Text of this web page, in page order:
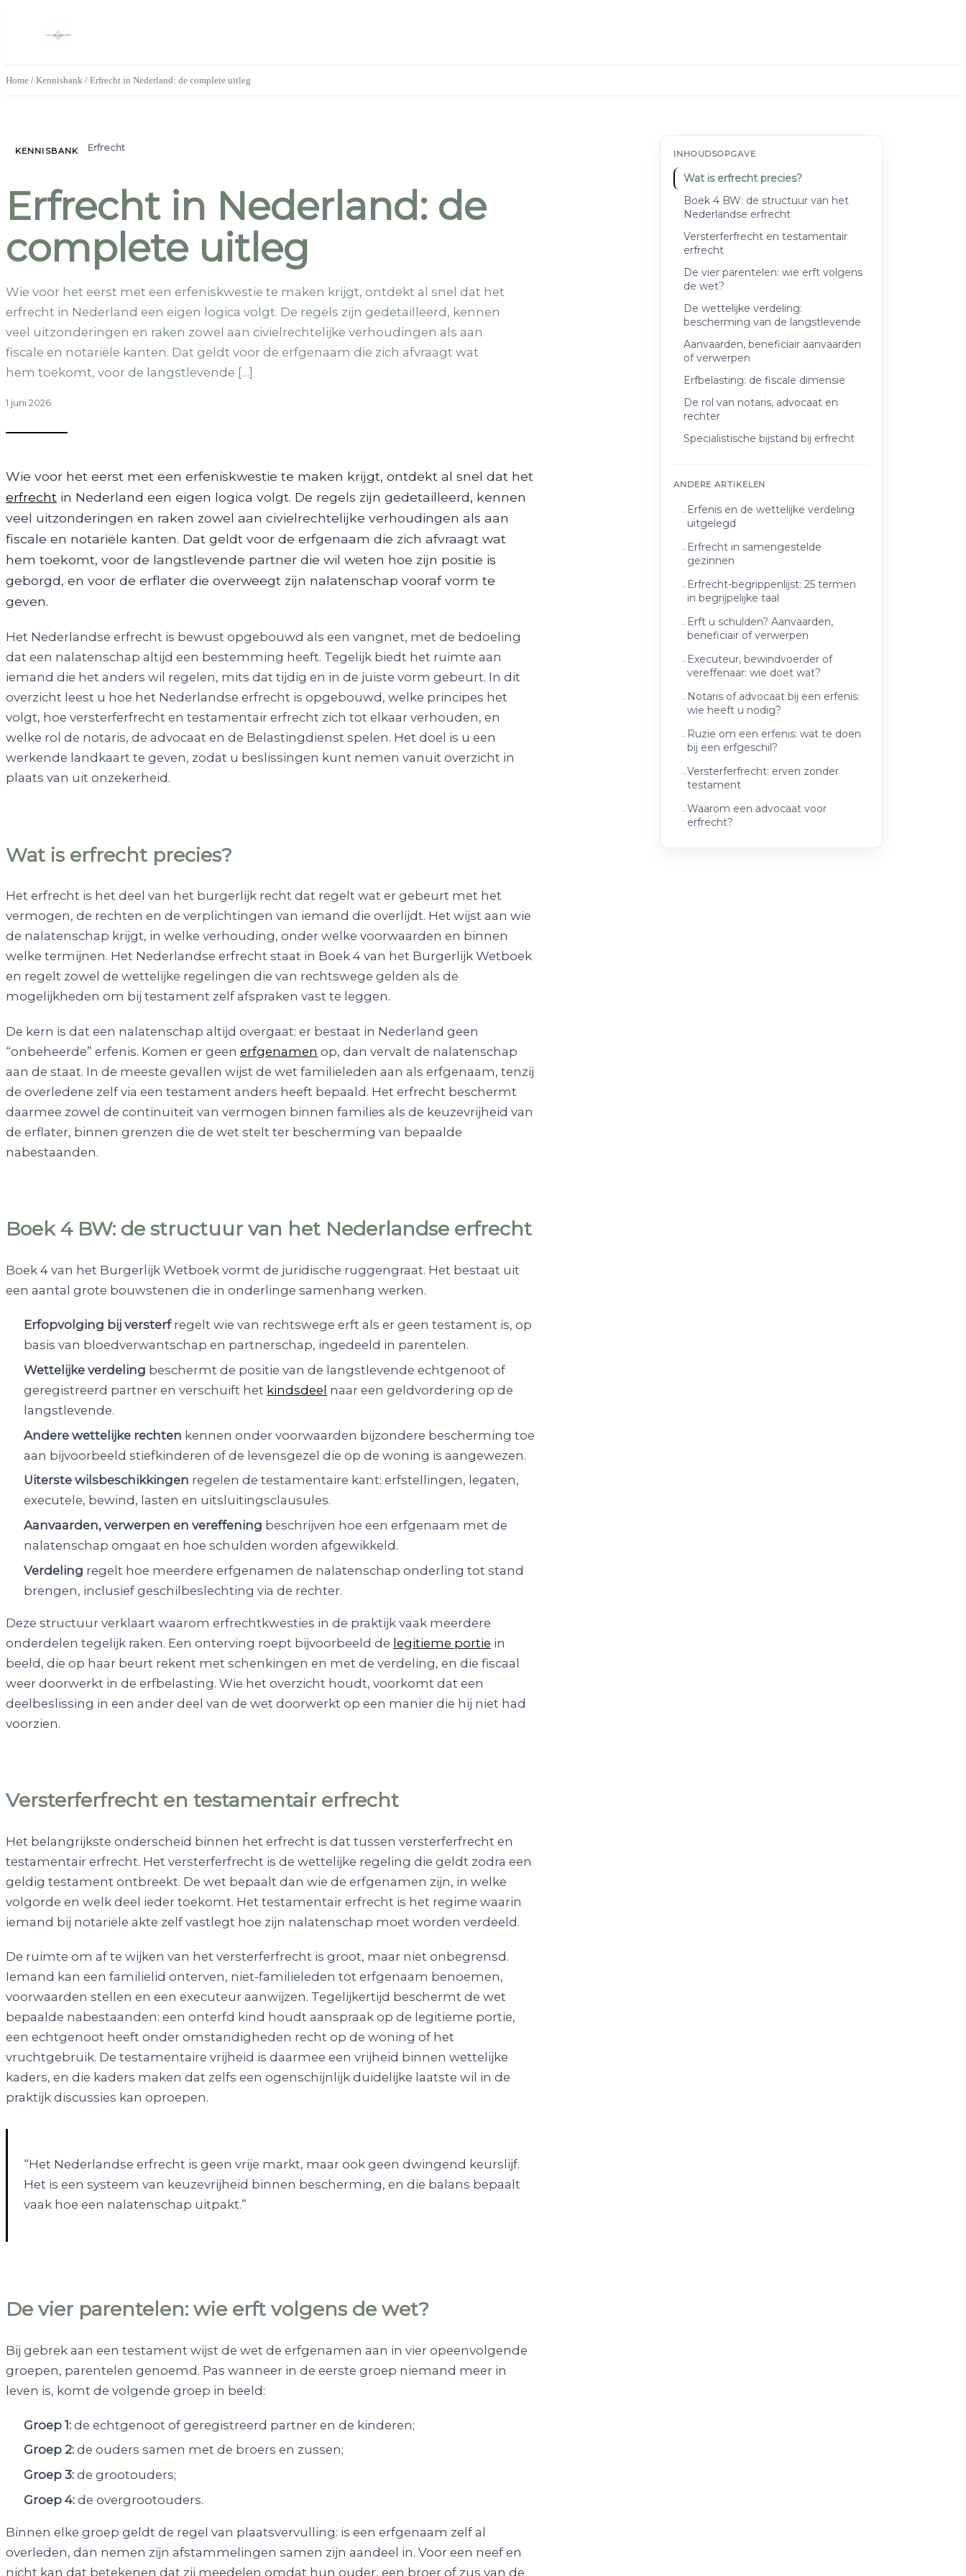
Home / Kennisbank / Erfrecht in Nederland: de complete uitleg
KENNISBANK Erfrecht
Erfrecht in Nederland: de
complete uitleg
Wie voor het eerst met een erfeniskwestie te maken krijgt, ontdekt al snel dat het
erfrecht in Nederland een eigen logica volgt. De regels zijn gedetailleerd, kennen
veel uitzonderingen en raken zowel aan civielrechtelijke verhoudingen als aan
fiscale en notariële kanten. Dat geldt voor de erfgenaam die zich afvraagt wat
hem toekomt, voor de langstlevende […]
1 juni 2026
Wie voor het eerst met een erfeniskwestie te maken krijgt, ontdekt al snel dat het
erfrecht in Nederland een eigen logica volgt. De regels zijn gedetailleerd, kennen
veel uitzonderingen en raken zowel aan civielrechtelijke verhoudingen als aan
fiscale en notariële kanten. Dat geldt voor de erfgenaam die zich afvraagt wat
hem toekomt, voor de langstlevende partner die wil weten hoe zijn positie is
geborgd, en voor de erflater die overweegt zijn nalatenschap vooraf vorm te
geven.
Het Nederlandse erfrecht is bewust opgebouwd als een vangnet, met de bedoeling
dat een nalatenschap altijd een bestemming heeft. Tegelijk biedt het ruimte aan
iemand die het anders wil regelen, mits dat tijdig en in de juiste vorm gebeurt. In dit
overzicht leest u hoe het Nederlandse erfrecht is opgebouwd, welke principes het
volgt, hoe versterferfrecht en testamentair erfrecht zich tot elkaar verhouden, en
welke rol de notaris, de advocaat en de Belastingdienst spelen. Het doel is u een
werkende landkaart te geven, zodat u beslissingen kunt nemen vanuit overzicht in
plaats van uit onzekerheid.
Wat is erfrecht precies?
Het erfrecht is het deel van het burgerlijk recht dat regelt wat er gebeurt met het
vermogen, de rechten en de verplichtingen van iemand die overlijdt. Het wijst aan wie
de nalatenschap krijgt, in welke verhouding, onder welke voorwaarden en binnen
welke termijnen. Het Nederlandse erfrecht staat in Boek 4 van het Burgerlijk Wetboek
en regelt zowel de wettelijke regelingen die van rechtswege gelden als de
mogelijkheden om bij testament zelf afspraken vast te leggen.
De kern is dat een nalatenschap altijd overgaat: er bestaat in Nederland geen
“onbeheerde” erfenis. Komen er geen erfgenamen op, dan vervalt de nalatenschap
aan de staat. In de meeste gevallen wijst de wet familieleden aan als erfgenaam, tenzij
de overledene zelf via een testament anders heeft bepaald. Het erfrecht beschermt
daarmee zowel de continuïteit van vermogen binnen families als de keuzevrijheid van
de erflater, binnen grenzen die de wet stelt ter bescherming van bepaalde
nabestaanden.
Boek 4 BW: de structuur van het Nederlandse erfrecht
Boek 4 van het Burgerlijk Wetboek vormt de juridische ruggengraat. Het bestaat uit
een aantal grote bouwstenen die in onderlinge samenhang werken.
Erfopvolging bij versterfregelt wie van rechtswege erft als er geen testament is, op
basis van bloedverwantschap en partnerschap, ingedeeld in parentelen.
Wettelijke verdeling beschermt de positie van de langstlevende echtgenoot of
geregistreerd partner en verschuift het kindsdeel naar een geldvordering op de
langstlevende.
Andere wettelijke rechten kennen onder voorwaarden bijzondere bescherming toe
aan bijvoorbeeld stiefkinderen of de levensgezel die op de woning is aangewezen.
Uiterste wilsbeschikkingen regelen de testamentaire kant: erfstellingen, legaten,
executele, bewind, lasten en uitsluitingsclausules.
Aanvaarden, verwerpen en vereffening beschrijven hoe een erfgenaam met de
nalatenschap omgaat en hoe schulden worden afgewikkeld.
Verdeling regelt hoe meerdere erfgenamen de nalatenschap onderling tot stand
brengen, inclusief geschilbeslechting via de rechter.
Deze structuur verklaart waarom erfrechtkwesties in de praktijk vaak meerdere
onderdelen tegelijk raken. Een onterving roept bijvoorbeeld de legitieme portie in
beeld, die op haar beurt rekent met schenkingen en met de verdeling, en die fiscaal
weer doorwerkt in de erfbelasting. Wie het overzicht houdt, voorkomt dat een
deelbeslissing in een ander deel van de wet doorwerkt op een manier die hij niet had
voorzien.
Versterferfrecht en testamentair erfrecht
Het belangrijkste onderscheid binnen het erfrecht is dat tussen versterferfrecht en
testamentair erfrecht. Het versterferfrecht is de wettelijke regeling die geldt zodra een
geldig testament ontbreekt. De wet bepaalt dan wie de erfgenamen zijn, in welke
volgorde en welk deel ieder toekomt. Het testamentair erfrecht is het regime waarin
iemand bij notariële akte zelf vastlegt hoe zijn nalatenschap moet worden verdeeld.
De ruimte om af te wijken van het versterferfrecht is groot, maar niet onbegrensd.
Iemand kan een familielid onterven, niet-familieleden tot erfgenaam benoemen,
voorwaarden stellen en een executeur aanwijzen. Tegelijkertijd beschermt de wet
bepaalde nabestaanden: een onterfd kind houdt aanspraak op de legitieme portie,
een echtgenoot heeft onder omstandigheden recht op de woning of het
vruchtgebruik. De testamentaire vrijheid is daarmee een vrijheid binnen wettelijke
kaders, en die kaders maken dat zelfs een ogenschijnlijk duidelijke laatste wil in de
praktijk discussies kan oproepen.
“Het Nederlandse erfrecht is geen vrije markt, maar ook geen dwingend keurslijf.
Het is een systeem van keuzevrijheid binnen bescherming, en die balans bepaalt
vaak hoe een nalatenschap uitpakt.”
De vier parentelen: wie erft volgens de wet?
Bij gebrek aan een testament wijst de wet de erfgenamen aan in vier opeenvolgende
groepen, parentelen genoemd. Pas wanneer in de eerste groep niemand meer in
leven is, komt de volgende groep in beeld:
Groep 1: de echtgenoot of geregistreerd partner en de kinderen;
Groep 2: de ouders samen met de broers en zussen;
Groep 3: de grootouders;
Groep 4: de overgrootouders.
Binnen elke groep geldt de regel van plaatsvervulling: is een erfgenaam zelf al
overleden, dan nemen zijn afstammelingen samen zijn aandeel in. Voor een neef en
nicht kan dat betekenen dat zij meedelen omdat hun ouder, een broer of zus van de
INHOUDSOPGAVE
Wat is erfrecht precies?
Boek 4 BW: de structuur van het
Nederlandse erfrecht
Versterferfrecht en testamentair
erfrecht
De vier parentelen: wie erft volgens
de wet?
De wettelijke verdeling:
bescherming van de langstlevende
Aanvaarden, beneficiair aanvaarden
of verwerpen
Erfbelasting: de fiscale dimensie
De rol van notaris, advocaat en
rechter
Specialistische bijstand bij erfrecht
ANDERE ARTIKELEN
Erfenis en de wettelijke verdeling
uitgelegd
Erfrecht in samengestelde
gezinnen
Erfrecht-begrippenlijst: 25 termen
in begrijpelijke taal
Erft u schulden? Aanvaarden,
beneficiair of verwerpen
Executeur, bewindvoerder of
vereffenaar: wie doet wat?
Notaris of advocaat bij een erfenis:
wie heeft u nodig?
Ruzie om een erfenis: wat te doen
bij een erfgeschil?
Versterferfrecht: erven zonder
testament
Waarom een advocaat voor
erfrecht?